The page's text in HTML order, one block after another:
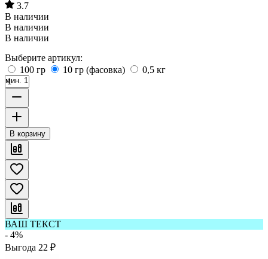
3.7
В наличии
В наличии
В наличии
Выберите артикул:
100 гр
10 гр (фасовка) 0,5 кг
мин. 1
В корзину
ВАШ ТЕКСТ
- 4%
Выгода 22 ₽